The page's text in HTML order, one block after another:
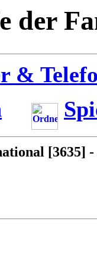
der
&
[3635] -